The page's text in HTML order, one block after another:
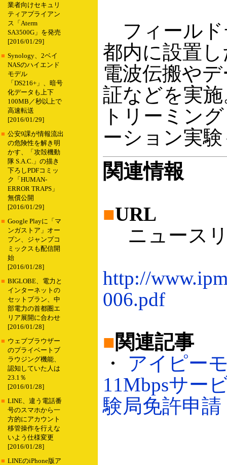
業者向けセキュリ
ティアプライアン
ス「Aterm
SA3500G」を発売
[2016/01/29]
■ Synology、2ベイ
NASのハイエンド
モデル
「DS216+」、暗号
化データも上下
100MB／秒以上で
高速転送
[2016/01/29]
■ 公安9課が情報流出
の危険性を解き明
かす、「攻殻機動
隊 S.A.C.」の描き
下ろしPDFコミッ
ク「HUMAN-
ERROR TRAPS」
無償公開
[2016/01/29]
■ Google Playに「マ
ンガストア」オー
プン、ジャンプコ
ミックスも配信開
始
[2016/01/28]
■ BIGLOBE、電力と
インターネットの
セットプラン、中
部電力の首都圏エ
リア展開に合わせ
[2016/01/28]
■ ウェブブラウザー
のプライベートブ
ラウジング機能、
認知していた人は
23.1％
[2016/01/28]
■ LINE、違う電話番
号のスマホから一
方的にアカウント
移管操作を行えな
いよう仕様変更
[2016/01/28]
■ LINEのiPhone版ア
フィールド
都内に設置
電波伝搬や
証などを実
トリーミン
ーション実
関連情報
■URL
ニュースリ
http://
006.pdf
■関連記事
・ アイピー
11Mbpsサー
験局免許申請